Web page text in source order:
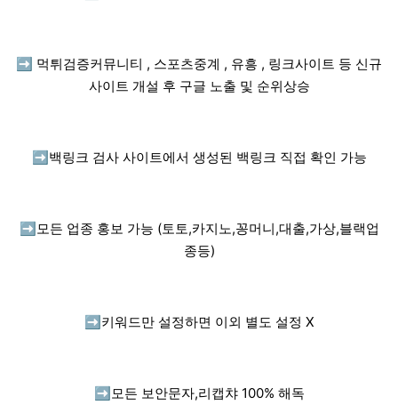
➡️ 먹튀검증커뮤니티 , 스포츠중계 , 유흥 , 링크사이트 등 신규
사이트 개설 후 구글 노출 및 순위상승
➡️ 백링크 검사 사이트에서 생성된 백링크 직접 확인 가능
➡️ 모든 업종 홍보 가능 (토토,카지노,꽁머니,대출,가상,블랙업
종등)
➡️ 키워드만 설정하면 이외 별도 설정 X
➡️ 모든 보안문자,리캡챠 100% 해독